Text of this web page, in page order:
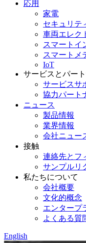
応用
家電
セキュリテ
車両エレク
スマートイ
スマートメ
IoT
サービスとパー
サービスサ
協力パート
ニュース
製品情報
業界情報
会社ニュー
接触
連絡先とフ
サンプルリ
私たちについて
会社概要
文化的概念
エンタープ
よくある質
English